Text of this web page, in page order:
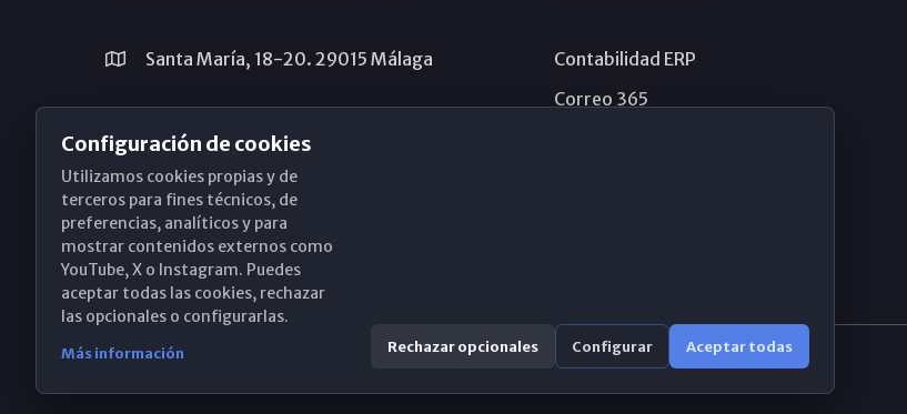
Santa María, 18-20. 29015 Málaga
obispado@diocesismalaga.es
Contabilidad ERP
Correo 365
Configuración de cookies
Utilizamos cookies propias y de
terceros para fines técnicos, de
preferencias, analíticos y para
mostrar contenidos externos como
YouTube, X o Instagram. Puedes
aceptar todas las cookies, rechazar
las opcionales o configurarlas.
Más información Rechazar opcionales Configurar Aceptar todas